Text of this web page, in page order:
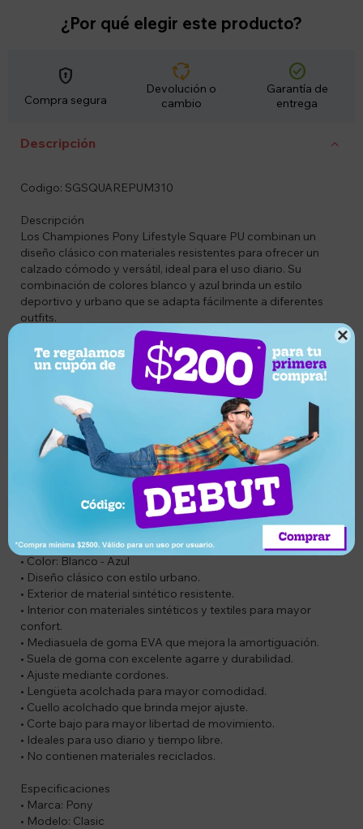

¿Por qué elegir este producto?
encrypted
Compra segura
cycle
Devolución o
cambio
check_circle
Garantía de
entrega
Descripción
Codigo: SGSQUAREPUM310
Descripción
Los Championes Pony Lifestyle Square PU combinan un
diseño clásico con materiales resistentes para ofrecer un
calzado cómodo y versátil, ideal para el uso diario. Su
combinación de colores blanco y azul brinda un estilo
deportivo y urbano que se adapta fácilmente a diferentes
outfits.
Fabricados con un exterior de material sintético de alta
calidad, ofrecen durabilidad y un mantenimiento sencillo. El
interior con materiales sintéticos y textiles proporciona una
sensación de confort durante todo el día, mientras que la
mediasuela de goma EVA y la plantilla acolchada ayudan a
absorber los impactos para una pisada más suave.
Su suela de goma brinda excelente tracción sobre
superficies de cemento, y el ajuste mediante cordones, junto
con la lengüeta y el cuello acolchados, aseguran un calce
cómodo y seguro.
Características
• Marca: Pony
• Modelo: Lifestyle Square PU
• Color: Blanco - Azul
• Diseño clásico con estilo urbano.
• Exterior de material sintético resistente.
• Interior con materiales sintéticos y textiles para mayor
confort.
• Mediasuela de goma EVA que mejora la amortiguación.
• Suela de goma con excelente agarre y durabilidad.
• Ajuste mediante cordones.
• Lengüeta acolchada para mayor comodidad.
• Cuello acolchado que brinda mejor ajuste.
• Corte bajo para mayor libertad de movimiento.
• Ideales para uso diario y tiempo libre.
• No contienen materiales reciclados.
Especificaciones
• Marca: Pony
• Modelo: Clasic